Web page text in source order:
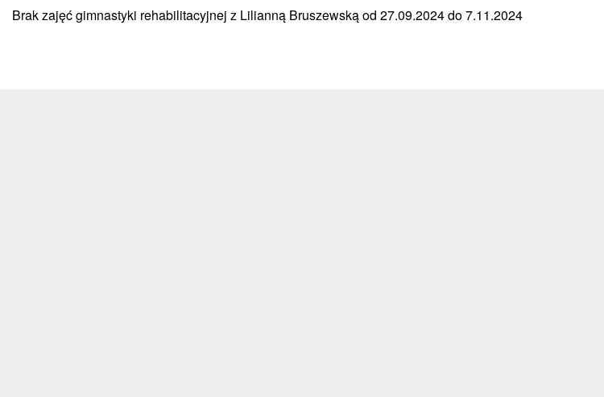
Brak zajęć gimnastyki rehabilitacyjnej z Lilianną Bruszewską od 27.09.2024 do 7.11.2024